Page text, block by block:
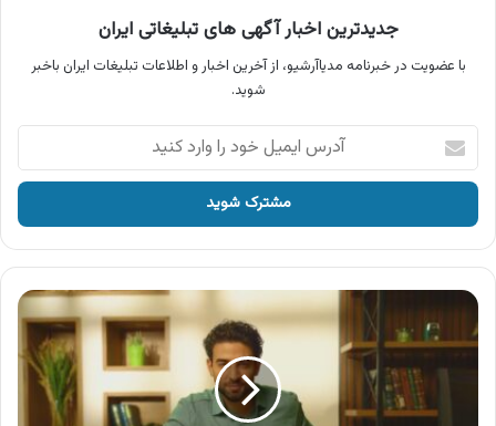
جدیدترین اخبار آگهی های تبلیغاتی ایران
با عضویت در خبرنامه مدیاآرشیو، از آخرین اخبار و اطلاعات تبلیغات ایران باخبر
شوید.
آدرس
ایمیل
خود
وارد
کنید
آگهی
محصولات
صباح
محصولات